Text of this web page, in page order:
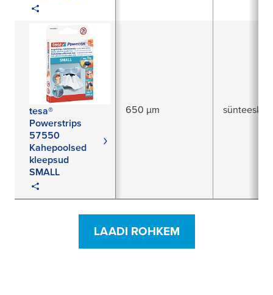
tesa®
Powerstrips
57550
Kahepoolsed
kleepsud
SMALL
650 µm
LAADI ROHKEM